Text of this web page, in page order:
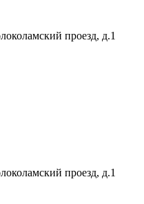
проезд, д.1
проезд, д.1